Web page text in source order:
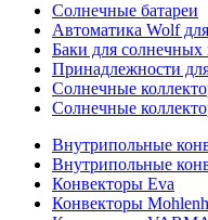
Солнечные батареи
Автоматика Wolf
Баки для солнечных
Принадлежности
Солнечные
Солнечные
Внутрипольные
Внутрипольные
Конвекторы Eva
Конвекторы